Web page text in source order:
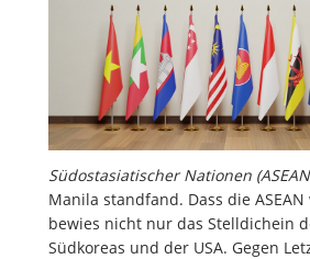
Südostasiatischer Nationen (ASEAN
Manila standfand. Dass die
bewies nicht nur das Stelldichein
Südkoreas und der USA. Gegen